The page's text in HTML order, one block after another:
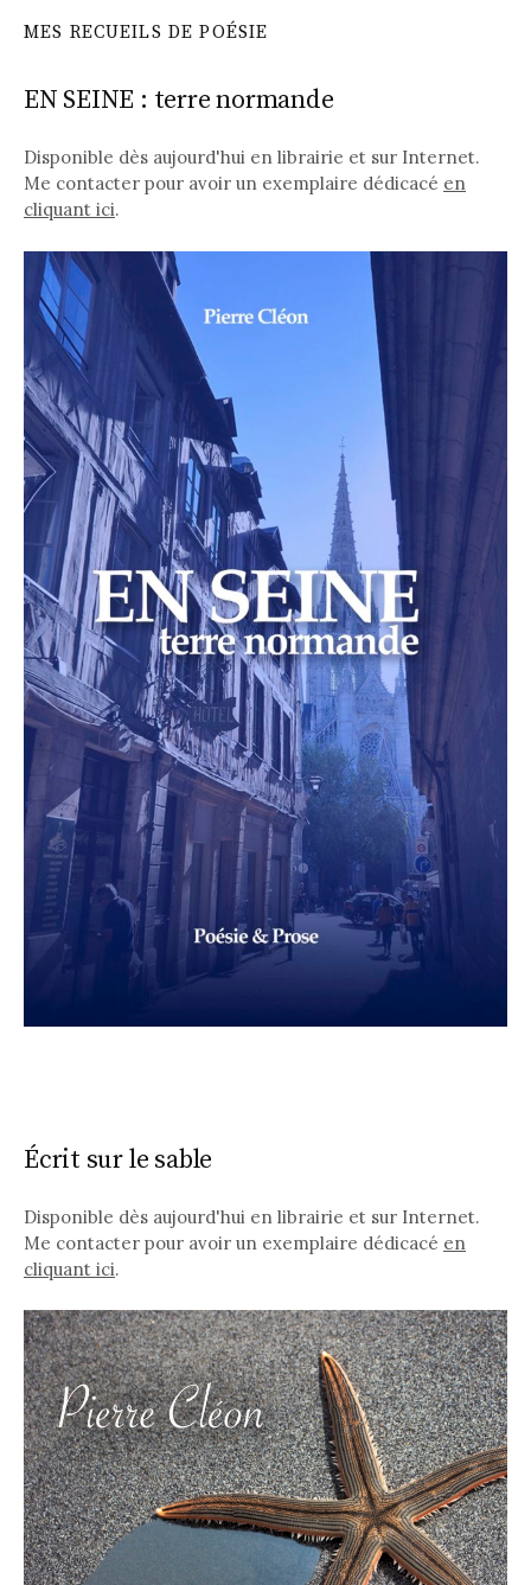
MES RECUEILS DE POÉSIE
EN SEINE : terre normande
Disponible dès aujourd'hui en librairie et sur Internet.
Me contacter pour avoir un exemplaire dédicacé en
cliquant ici.
Écrit sur le sable
Disponible dès aujourd'hui en librairie et sur Internet.
Me contacter pour avoir un exemplaire dédicacé en
cliquant ici.